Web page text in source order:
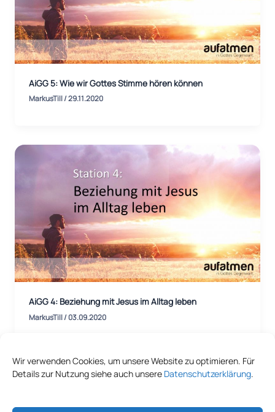
Wir verwenden Cookies, um unsere Website zu optimieren. Für
Details zur Nutzung siehe auch unsere Datenschutzerklärung.
AiGG 5: Wie wir Gottes Stimme hören können
MarkusTill/29.11.2020
AiGG 4: Beziehung mit Jesus im Alltag leben
MarkusTill/03.09.2020